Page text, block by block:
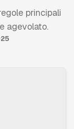
principali
agevolato.